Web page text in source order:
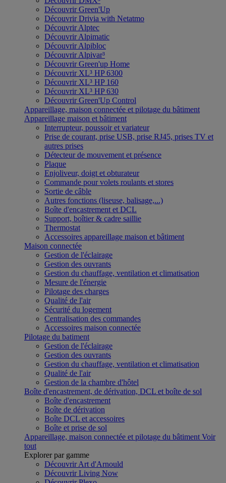
Découvrir Green'Up
Découvrir Drivia with Netatmo
Découvrir Alptec
Découvrir Alpimatic
Découvrir Alpibloc
Découvrir Alpivar³
Découvrir Green'up Home
Découvrir XL³ HP 6300
Découvrir XL³ HP 160
Découvrir XL³ HP 630
Découvrir Green'Up Control
Appareillage, maison connectée et pilotage du bâtiment
Appareillage maison et bâtiment
Interrupteur, poussoir et variateur
Prise de courant, prise USB, prise RJ45, prises TV et
autres prises
Détecteur de mouvement et présence
Plaque
Enjoliveur, doigt et obturateur
Commande pour volets roulants et stores
Sortie de câble
Autres fonctions (liseuse, balisage,...)
Boîte d'encastrement et DCL
Support, boîtier & cadre saillie
Thermostat
Accessoires appareillage maison et bâtiment
Maison connectée
Gestion de l'éclairage
Gestion des ouvrants
Gestion du chauffage, ventilation et climatisation
Mesure de l'énergie
Pilotage des charges
Qualité de l'air
Sécurité du logement
Centralisation des commandes
Accessoires maison connectée
Pilotage du batiment
Gestion de l'éclairage
Gestion des ouvrants
Gestion du chauffage, ventilation et climatisation
Qualité de l'air
Gestion de la chambre d'hôtel
Boîte d'encastrement, de dérivation, DCL et boîte de sol
Boîte d'encastrement
Boîte de dérivation
Boîte DCL et accessoires
Boîte et prise de sol
Appareillage, maison connectée et pilotage du bâtiment Voir
tout
Explorer par gamme
Découvrir Art d'Arnould
Découvrir Living Now